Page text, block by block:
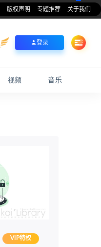
版权声明 专题推荐 关于我们
登录
视频 音乐
VIP特权